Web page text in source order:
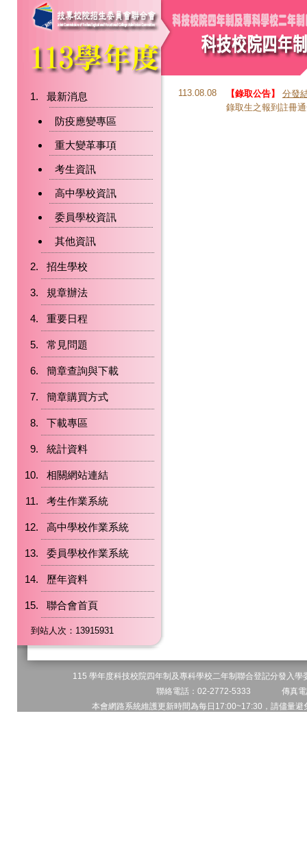
最新消息
防疫應變專區
重大變革事項
考生資訊
高中學校資訊
委員學校資訊
其他資訊
招生學校
規章辦法
重要日程
常見問題
簡章查詢與下載
簡章購買方式
下載專區
統計資料
相關網站連結
考生作業系統
高中學校作業系統
委員學校作業系統
歷年資料
聯合會首頁
到站人次：13915931
113.08.08 【錄取公告】
分發
錄取生之報到註冊
115 學年度科技校院四年制及專科學校二年制聯合登記分發
聯絡電話：02-2772-5333 傳真
本會網路系統維護更新時間為每日17:00~17:30，請儘量